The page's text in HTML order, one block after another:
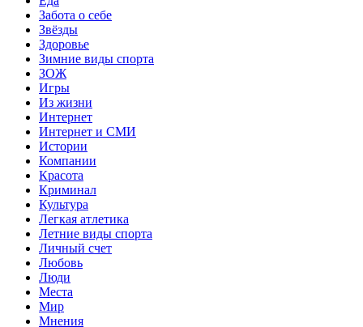
Забота о себе
Звёзды
Здоровье
Зимние виды спорта
ЗОЖ
Игры
Из жизни
Интернет
Интернет и СМИ
Истории
Компании
Красота
Криминал
Культура
Легкая атлетика
Летние виды спорта
Личный счет
Любовь
Люди
Места
Мир
Мнения